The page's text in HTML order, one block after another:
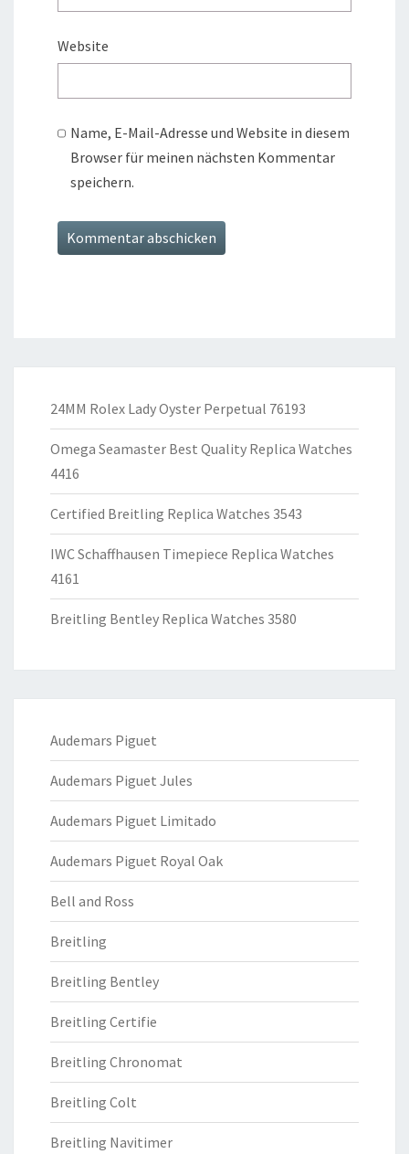
Website
Name, E-Mail-Adresse und Website in diesem
Browser für meinen nächsten Kommentar
speichern.
24MM Rolex Lady Oyster Perpetual 76193
Omega Seamaster Best Quality Replica Watches
4416
Certified Breitling Replica Watches 3543
IWC Schaffhausen Timepiece Replica Watches
4161
Breitling Bentley Replica Watches 3580
Audemars Piguet
Audemars Piguet Jules
Audemars Piguet Limitado
Audemars Piguet Royal Oak
Bell and Ross
Breitling
Breitling Bentley
Breitling Certifie
Breitling Chronomat
Breitling Colt
Breitling Navitimer